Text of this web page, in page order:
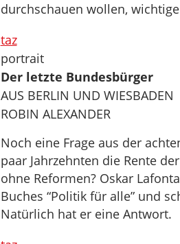
durchschauen wollen,
taz
portrait
Der letzte Bundesbürger
AUS BERLIN UND WIESBADEN
ROBIN ALEXANDER
Noch eine Frage aus der
paar Jahrzehnten die Rente
ohne Reformen? Oskar
Buches “Politik für alle” und
Natürlich hat er eine Antwort.